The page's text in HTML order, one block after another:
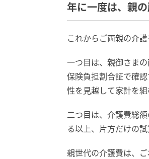
年に一度は、親
これからご両親の介
一つ目は、親御さま
保険負担割合証で確
性を見越して家計を組
二つ目は、介護費総
る以上、片方だけの
親世代の介護費は、